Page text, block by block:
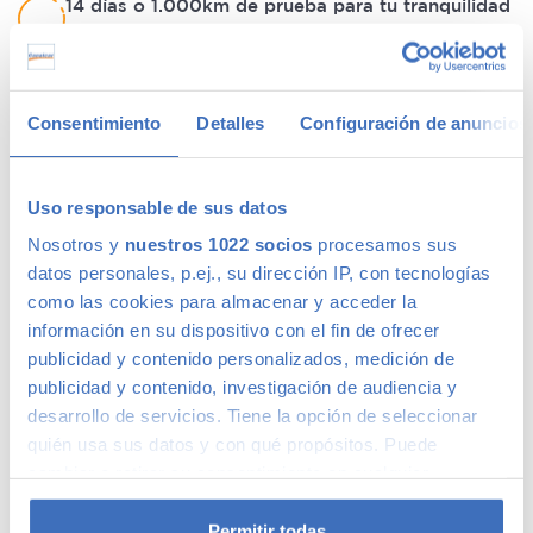
Consentimiento Detalles Configuración de anuncios
Uso responsable de sus datos
Nosotros y nuestros 1022 socios procesamos sus
datos personales, p.ej., su dirección IP, con tecnologías
como las cookies para almacenar y acceder la
información en su dispositivo con el fin de ofrecer
publicidad y contenido personalizados, medición de
publicidad y contenido, investigación de audiencia y
desarrollo de servicios. Tiene la opción de seleccionar
quién usa sus datos y con qué propósitos. Puede
momento desde la Declaración de cookies o clicando en
14 días o 1.000km de prueba para tu tranquilidad
Si decides que el coche no es el adecuado para ti,
simplemente devuelvelo y te lo cambiamos por otro.
Tienes hasta 14 días o 1.000km para probarlo.
Realizamos pruebas dinámicas y estáticas sobre cada
uno de los vehículos antes de comprarlos.
Verificamos, tanto el kilometraje, como la estructura
del vehículo.
Revisión de calidad exhaustiva
Cada uno de nuestros coches pasa por una rigurosa
inspección incluyendo entre otros motor, transmisión,
frenos, suspensión, dirección, sistemas de luz y
carrocería.